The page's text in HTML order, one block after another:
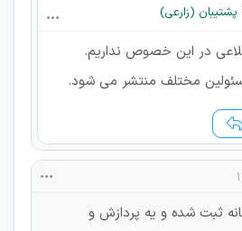
پشتیبان (زارعی)
در این خصوص نداریم.
مختلف منتشر می شود.
ثبت شده و یه پردازش و